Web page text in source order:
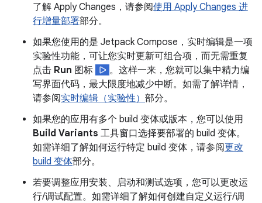
了解 Apply Changes，请参阅使用 Apply Changes 进
行增量部署部分。
如果您使用的是 Jetpack Compose，实时编辑是一项
实验性功能，可让您实时更新可组合项，而无需重复
点击 Run 图标
。这样一来，您就可以集中精力编
写界面代码，最大限度地减少中断。如需了解详情，
请参阅实时编辑（实验性） 部分。
如果您的应用有多个 build 变体或版本，您可以使用
Build Variants 工具窗口选择要部署的 build 变体。
如需详细了解如何运行特定 build 变体，请参阅更改
build 变体部分。
若要调整应用安装、启动和测试选项，您可以更改运
行/调试配置。如需详细了解如何创建自定义运行/调